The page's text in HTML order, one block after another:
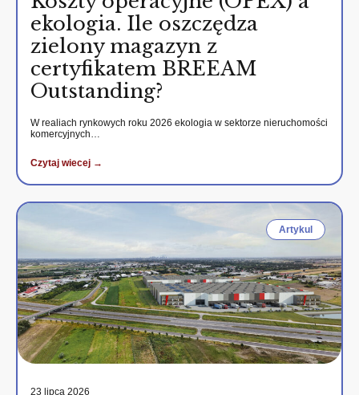
ekologia. Ile oszczędza
zielony magazyn z
certyfikatem BREEAM
Outstanding?
W realiach rynkowych roku 2026 ekologia w sektorze nieruchomości
komercyjnych…
Czytaj wiecej →
Artykul
23 lipca 2026